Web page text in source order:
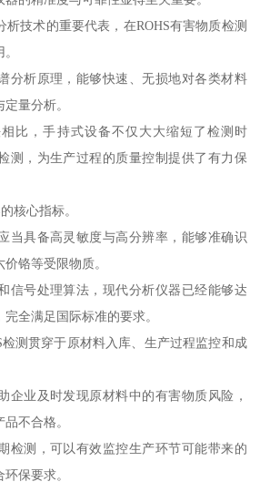
析技术的重要代表，在ROHS有害物质检测
分析原理，能够快速、无损地对各类材料
量分析。
比，手持式设备不仅大大缩短了检测时
测，为生产过程的质量控制提供了有力保
核心指标。
当具备高灵敏度与高分辨率，能够准确识
铬等受限物质。
信号处理算法，现代分析仪器已经能够达
全满足国际标准的要求。
测贯穿于原材料入库、生产过程监控和成
企业及时发现原材料中的有害物质风险，
不合格。
检测，可以有效监控生产环节可能带来的
保要求。